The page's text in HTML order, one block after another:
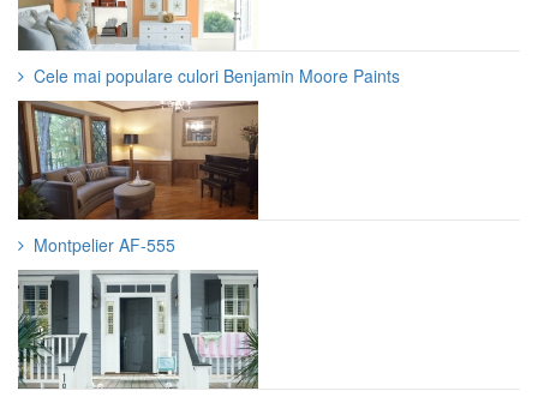
Cele mai populare culori Benjamin Moore Paints
Montpelier AF-555